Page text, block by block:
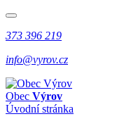
373 396 219
info@vyrov.cz
Obec Výrov
Úvodní stránka